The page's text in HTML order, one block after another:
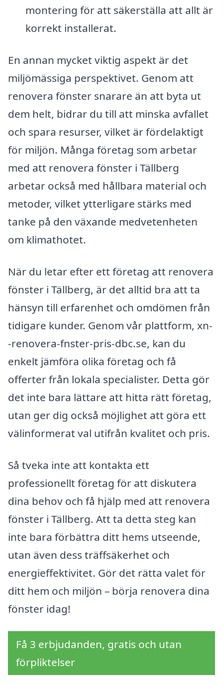
montering för att säkerställa att allt är
korrekt installerat.
En annan mycket viktig aspekt är det
miljömässiga perspektivet. Genom att
renovera fönster snarare än att byta ut
dem helt, bidrar du till att minska avfallet
och spara resurser, vilket är fördelaktigt
för miljön. Många företag som arbetar
med att renovera fönster i Tällberg
arbetar också med hållbara material och
metoder, vilket ytterligare stärks med
tanke på den växande medvetenheten
om klimathotet.
När du letar efter ett företag att renovera
fönster i Tällberg, är det alltid bra att ta
hänsyn till erfarenhet och omdömen från
tidigare kunder. Genom vår plattform, xn-
-renovera-fnster-pris-dbc.se, kan du
enkelt jämföra olika företag och få
offerter från lokala specialister. Detta gör
det inte bara lättare att hitta rätt företag,
utan ger dig också möjlighet att göra ett
välinformerat val utifrån kvalitet och pris.
Så tveka inte att kontakta ett
professionellt företag för att diskutera
dina behov och få hjälp med att renovera
fönster i Tällberg. Att ta detta steg kan
inte bara förbättra ditt hems utseende,
utan även dess träffsäkerhet och
energieffektivitet. Gör det rätta valet för
ditt hem och miljön – börja renovera dina
fönster idag!
Få 3 erbjudanden, gratis och utan
förpliktelser